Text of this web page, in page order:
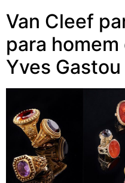
Van Cleef
para
Yves Gastou